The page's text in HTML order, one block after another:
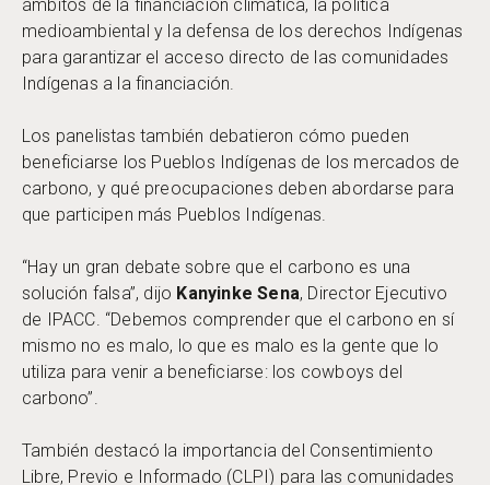
ámbitos de la financiación climática, la política
medioambiental y la defensa de los derechos Indígenas
para garantizar el acceso directo de las comunidades
Indígenas a la financiación.
Los panelistas también debatieron cómo pueden
beneficiarse los Pueblos Indígenas de los mercados de
carbono, y qué preocupaciones deben abordarse para
que participen más Pueblos Indígenas.
“Hay un gran debate sobre que el carbono es una
solución falsa”, dijo Kanyinke Sena, Director Ejecutivo
de IPACC. “Debemos comprender que el carbono en sí
mismo no es malo, lo que es malo es la gente que lo
utiliza para venir a beneficiarse: los cowboys del
carbono”.
También destacó la importancia del Consentimiento
Libre, Previo e Informado (CLPI) para las comunidades